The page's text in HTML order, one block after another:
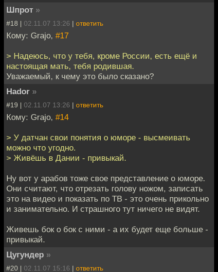
Шпрот »
#18 | 02.11.07 13:26 | ответить
Кому: Grajo, #17
> Надеюсь, что у тебя, кроме России, есть ещё и
настоящая мать, тебя родившая.
Уважаемый, к чему это было сказано?
Hador »
#19 | 02.11.07 13:26 | ответить
Кому: Grajo, #14
> У датчан свои понятия о юморе - высмеивать
можно что угодно.
> Живёшь в Дании - привыкай.
Ну вот у арабов тоже свое представление о юморе.
Они считают, что отрезать голову ножом, записать
это на видео и показать по ТВ - это очень прикольно
и занимательно. И страшного тут ничего не видят.
Живешь бок о бок с ними - а их будет еще больше -
привыкай.
Цугундер »
#20 | 02.11.07 15:16 | ответить